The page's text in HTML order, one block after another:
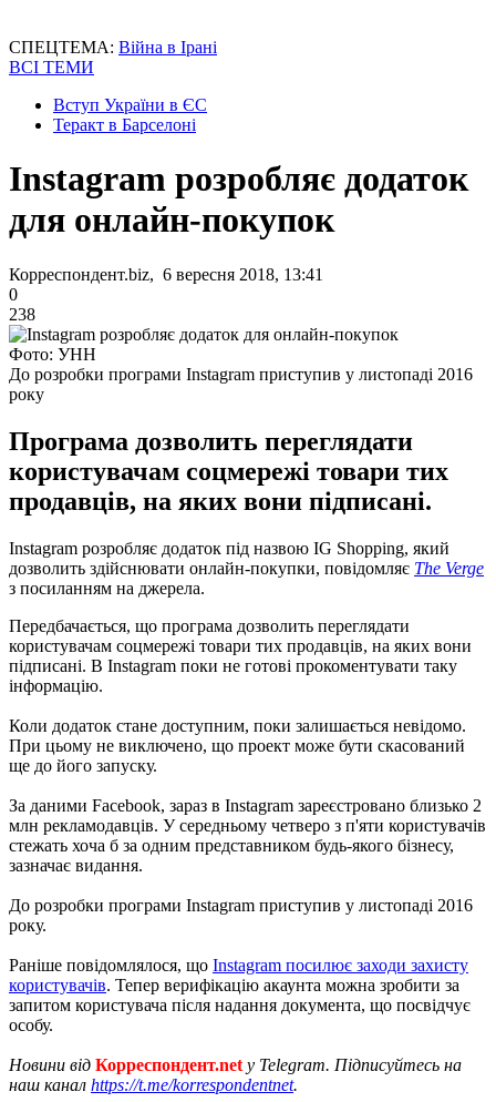
СПЕЦТЕМА: Війна в Ірані
ВСІ ТЕМИ
Вступ України в ЄС
Теракт в Барселоні
Instagram розробляє додаток
для онлайн-покупок
Корреспондент.biz, 6 вересня 2018, 13:41
0
238
Фото: УНН
До розробки програми Instagram приступив у листопаді 2016
року
Програма дозволить переглядати
користувачам соцмережі товари тих
продавців, на яких вони підписані.
Instagram розробляє додаток під назвою IG Shopping, який
дозволить здійснювати онлайн-покупки, повідомляє The Verge
з посиланням на джерела.
Передбачається, що програма дозволить переглядати
користувачам соцмережі товари тих продавців, на яких вони
підписані. В Instagram поки не готові прокоментувати таку
інформацію.
Коли додаток стане доступним, поки залишається невідомо.
При цьому не виключено, що проект може бути скасований
ще до його запуску.
За даними Facebook, зараз в Instagram зареєстровано близько 2
млн рекламодавців. У середньому четверо з п'яти користувачів
стежать хоча б за одним представником будь-якого бізнесу,
зазначає видання.
До розробки програми Instagram приступив у листопаді 2016
року.
Раніше повідомлялося, що Instagram посилює заходи захисту
користувачів. Тепер верифікацію акаунта можна зробити за
запитом користувача після надання документа, що посвідчує
особу.
Новини від Корреспондент.net у Telegram. Підписуйтесь на
наш канал https://t.me/korrespondentnet.